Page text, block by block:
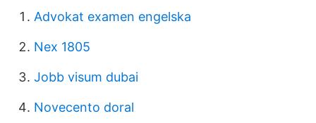
Advokat examen engelska
Nex 1805
Jobb visum dubai
Novecento doral